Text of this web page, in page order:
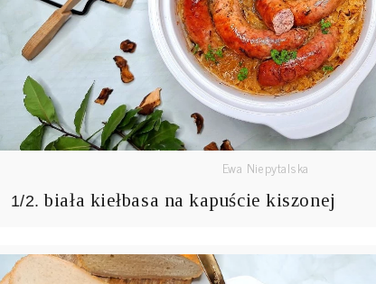
Ewa Niepytalska
1/2. biała kiełbasa na kapuście kiszonej